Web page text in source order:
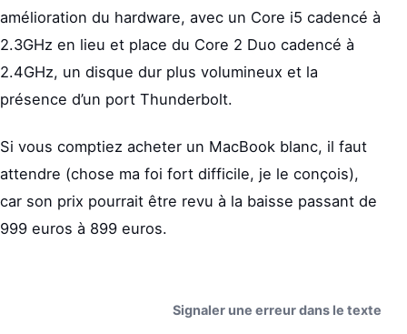
amélioration du hardware, avec un Core i5 cadencé à
2.3GHz en lieu et place du Core 2 Duo cadencé à
2.4GHz, un disque dur plus volumineux et la
présence d’un port Thunderbolt.
Si vous comptiez acheter un MacBook blanc, il faut
attendre (chose ma foi fort difficile, je le conçois),
car son prix pourrait être revu à la baisse passant de
999 euros à 899 euros.
Signaler une erreur dans le texte